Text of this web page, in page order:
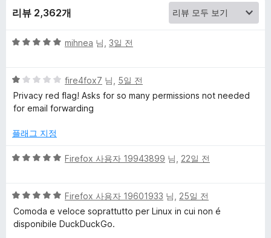
o
S
e
a
r
c
h
&
에
점
리뷰 2,362개
5
점
에
5
mihnea 님, 3일 전
5
점
만
에
점
fire4fox7 님, 5일 전
Privacy red flag! Asks for so many permissions not needed
for email forwarding
플래그 지정
5
점
에
5
Firefox 사용자 19943899 님, 22일 전
5
점
만
Firefox 사용자 19601933 님, 25일 전
Comoda e veloce soprattutto per Linux in cui non é
disponibile DuckDuckGo.